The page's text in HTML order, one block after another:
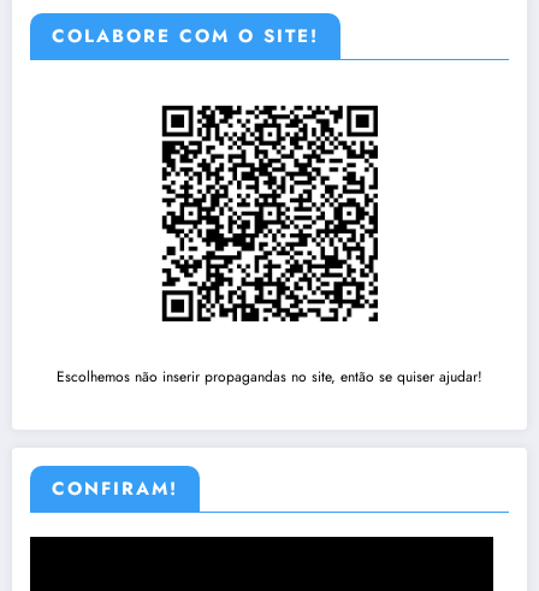
COLABORE COM O SITE!
Escolhemos não inserir propagandas no site, então se quiser ajudar!
CONFIRAM!